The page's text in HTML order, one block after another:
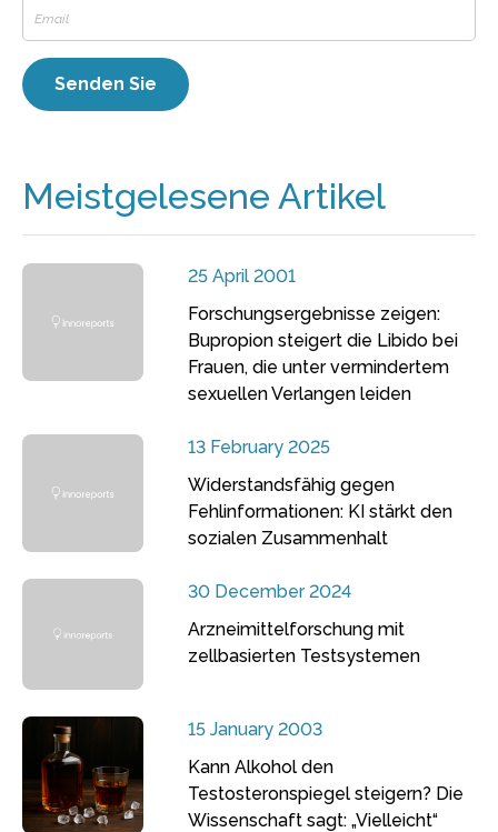
Meistgelesene Artikel
25 April 2001
Forschungsergebnisse zeigen:
Bupropion steigert die Libido bei
Frauen, die unter vermindertem
sexuellen Verlangen leiden
13 February 2025
Widerstandsfähig gegen
Fehlinformationen: KI stärkt den
sozialen Zusammenhalt
30 December 2024
Arzneimittelforschung mit
zellbasierten Testsystemen
15 January 2003
Kann Alkohol den
Testosteronspiegel steigern? Die
Wissenschaft sagt: „Vielleicht“